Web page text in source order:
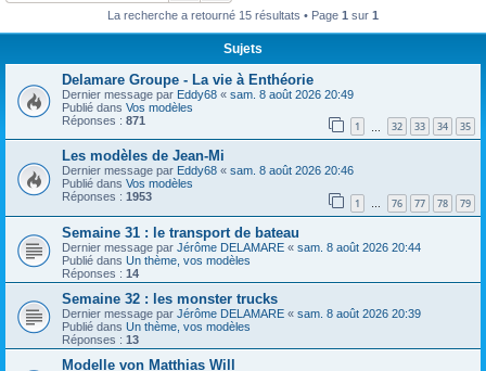
La recherche a retourné 15 résultats • Page 1 sur 1
Sujets
Delamare Groupe - La vie à Enthéorie
Dernier message par Eddy68 « sam. 8 août 2026 20:49
Publié dans Vos modèles
Réponses : 871 1 32 33 34 35
Les modèles de Jean-Mi
Dernier message par Eddy68 « sam. 8 août 2026 20:46
Publié dans Vos modèles
Réponses : 1953 1 … 76 77 78 79
Semaine 31 : le transport de bateau
Dernier message par Jérôme DELAMARE « sam. 8 août 2026 20:44
Publié dans Un thème, vos modèles
Réponses : 14
Semaine 32 : les monster trucks
Dernier message par Jérôme DELAMARE « sam. 8 août 2026 20:39
Publié dans Un thème, vos modèles
Réponses : 13
Modelle von Matthias Will